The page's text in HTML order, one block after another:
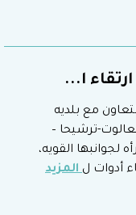
ا...
مع بلديه
ترشيحا –
لجوانبها القويه،
أدوات لالمزيد